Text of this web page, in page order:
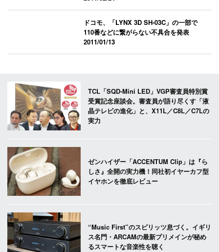
ドコモ、「LYNX 3D SH-03C」の一部で
110番などに繋がらない不具合を発表
2011/01/13
TCL「SQD-Mini LED」VGP審査員特別賞
受賞記念座談会。審査員が語り尽くす「液
晶テレビの進化」と、X11L／C8L／C7Lの
実力
ゼンハイザー「ACCENTUM Clip」は『ら
しさ』全開の実力機！同社初イヤーカフ型
イヤホンを徹底レビュー
“Music First”のスピリッツ息づく。イギリ
ス名門・ARCAMの最新プリメインが秘め
るスマートな音楽性を聴く